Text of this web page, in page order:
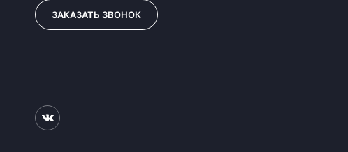
ЗАКАЗАТЬ ЗВОНОК